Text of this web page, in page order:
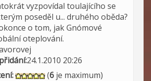
vyzpovídal toulajícího se
poseděl u... druhého oběda?
o tom, jak Gnómové
oteplování.
24.1.2010 20:26
(6 je maximum)